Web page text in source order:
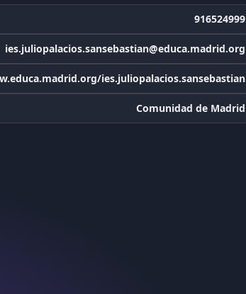
916524999
ies.juliopalacios.sansebastian@educa.madrid.org
ies.juliopalacios.sansebastian
Comunidad de Madrid